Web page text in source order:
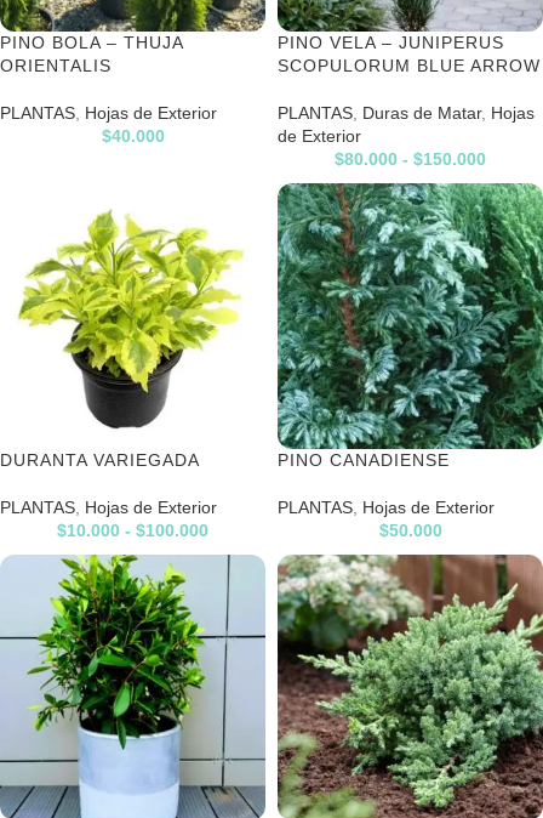
PINO BOLA – THUJA
ORIENTALIS
PLANTAS Hojas de Exterior
$40.000
PINO VELA – JUNIPERUS
SCOPULORUM BLUE ARROW
PLANTAS Duras de Matar, Hojas
de Exterior
$80.000 - $150.000
DURANTA VARIEGADA
PLANTAS Hojas de Exterior
$10.000 - $100.000
PINO CANADIENSE
PLANTAS Hojas de Exterior
$50.000